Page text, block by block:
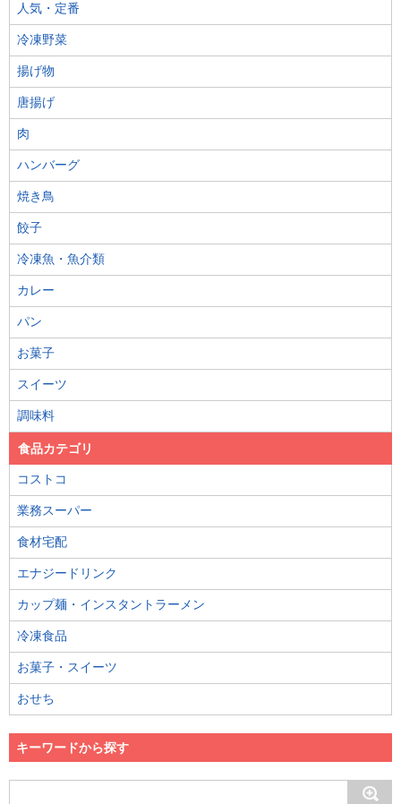
人気・定番
冷凍野菜
揚げ物
唐揚げ
肉
ハンバーグ
焼き鳥
餃子
冷凍魚・魚介類
カレー
パン
お菓子
スイーツ
調味料
食品カテゴリ
コストコ
業務スーパー
食材宅配
エナジードリンク
カップ麺・インスタントラーメン
冷凍食品
お菓子・スイーツ
おせち
キーワードから探す